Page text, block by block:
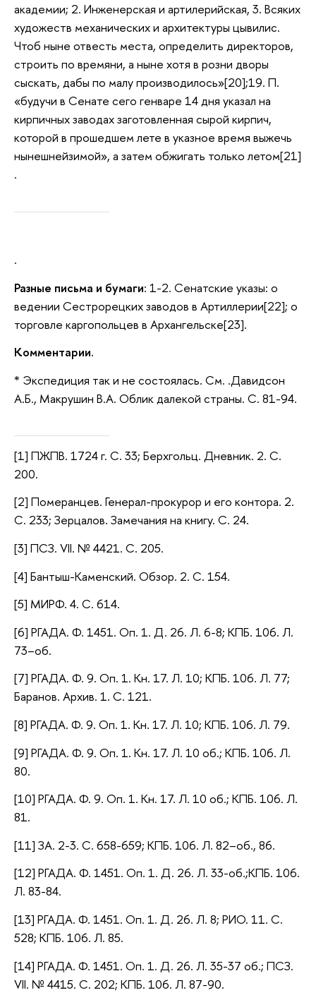
академии; 2. Инженерская и артилерийская, 3. Всяких
художеств механических и архитектуры цывилис.
Чтоб ныне отвесть места, определить директоров,
строить по времяни, а ныне хотя в розни дворы
сыскать, дабы по малу производилось»[20];19. П.
«будучи в Сенате сего генваре 14 дня указал на
кирпичных заводах заготовленная сырой кирпич,
которой в прошедшем лете в указное время выжечь
нынешнейзимой», а затем обжигать только летом[21]
.
.
Разные письма и бумаги: 1-2. Сенатские указы: о
ведении Сестрорецких заводов в Артиллерии[22]; о
торговле каргопольцев в Архангельске[23].
Комментарии.
* Экспедиция так и не состоялась. См. .Давидсон
А.Б., Макрушин В.А. Облик далекой страны. С. 81-94.
[1] ПЖПВ. 1724 г. С. 33; Берхгольц. Дневник. 2. С.
200.
[2] Померанцев. Генерал-прокурор и его контора. 2.
С. 233; Зерцалов. Замечания на книгу. С. 24.
[3] ПСЗ. VII. № 4421. С. 205.
[4] Бантыш-Каменский. Обзор. 2. С. 154.
[5] МИРФ. 4. С. 614.
[6] РГАДА. Ф. 1451. Оп. 1. Д. 26. Л. 6-8; КПБ. 106. Л.
73–об.
[7] РГАДА. Ф. 9. Оп. 1. Кн. 17. Л. 10; КПБ. 106. Л. 77;
Баранов. Архив. 1. С. 121.
[8] РГАДА. Ф. 9. Оп. 1. Кн. 17. Л. 10; КПБ. 106. Л. 79.
[9] РГАДА. Ф. 9. Оп. 1. Кн. 17. Л. 10 об.; КПБ. 106. Л.
80.
[10] РГАДА. Ф. 9. Оп. 1. Кн. 17. Л. 10 об.; КПБ. 106. Л.
81.
[11] ЗА. 2-3. С. 658-659; КПБ. 106. Л. 82–об., 86.
[12] РГАДА. Ф. 1451. Оп. 1. Д. 26. Л. 33-об.;КПБ. 106.
Л. 83-84.
[13] РГАДА. Ф. 1451. Оп. 1. Д. 26. Л. 8; РИО. 11. С.
528; КПБ. 106. Л. 85.
[14] РГАДА. Ф. 1451. Оп. 1. Д. 26. Л. 35-37 об.; ПСЗ.
VII. № 4415. С. 202; КПБ. 106. Л. 87-90.